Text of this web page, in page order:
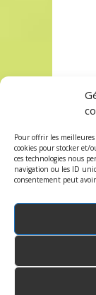
Pour offrir les
cookies pour stocker et/
ces technologies nous
navigation ou les ID
consentement peut